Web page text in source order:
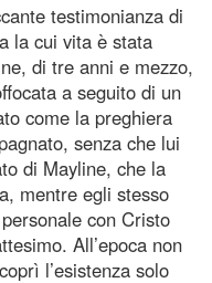
testimonianza di
la cui vita è stata
di tre anni e mezzo,
a seguito di un
come la preghiera
senza che lui
di Mayline, che la
mentre egli stesso
con Cristo
All’epoca non
l’esistenza solo